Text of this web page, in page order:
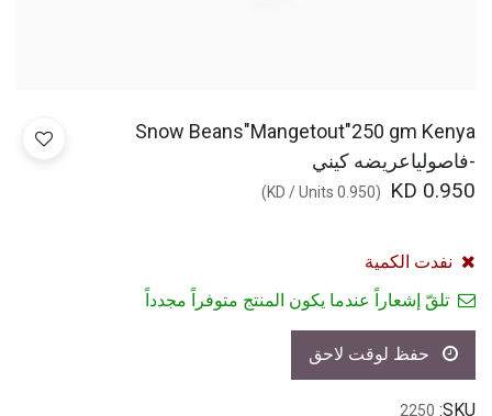
Snow Beans"Mangetout"250 gm Kenya
-فاصولياعريضه كيني
0.950
(
0.950
/Units
)
نفدت الكمية
تلقّ إشعاراً عندما يكون المنتج متوفراً مجدداً
SKU:
2250